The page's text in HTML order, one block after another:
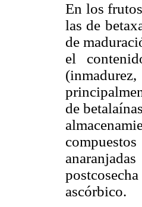
En los
las de
de
el
de
ascórbico.